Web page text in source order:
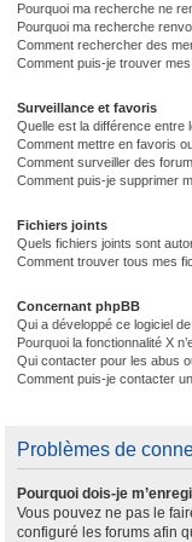
Pourquoi ma recherche ne
Pourquoi ma recherche
Comment rechercher des
Comment puis-je trouver
Surveillance et favoris
Quelle est la différence entre
Comment mettre en favoris
Comment surveiller des
Comment puis-je supprimer
Fichiers joints
Quels fichiers joints sont
Comment trouver tous mes
Concernant phpBB
Qui a développé ce logiciel
Pourquoi la fonctionnalité X
Qui contacter pour les abus
Comment puis-je contacter
Problèmes de
Pourquoi dois-je
Vous pouvez ne pas le
configuré les forums afin